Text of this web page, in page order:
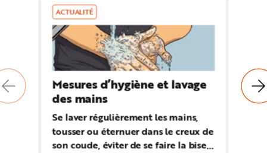
ACTUALITÉ
Mesures d’hygiène et lavage
des mains
Se laver régulièrement les mains,
tousser ou éternuer dans le creux de
son coude, éviter de se faire la bise